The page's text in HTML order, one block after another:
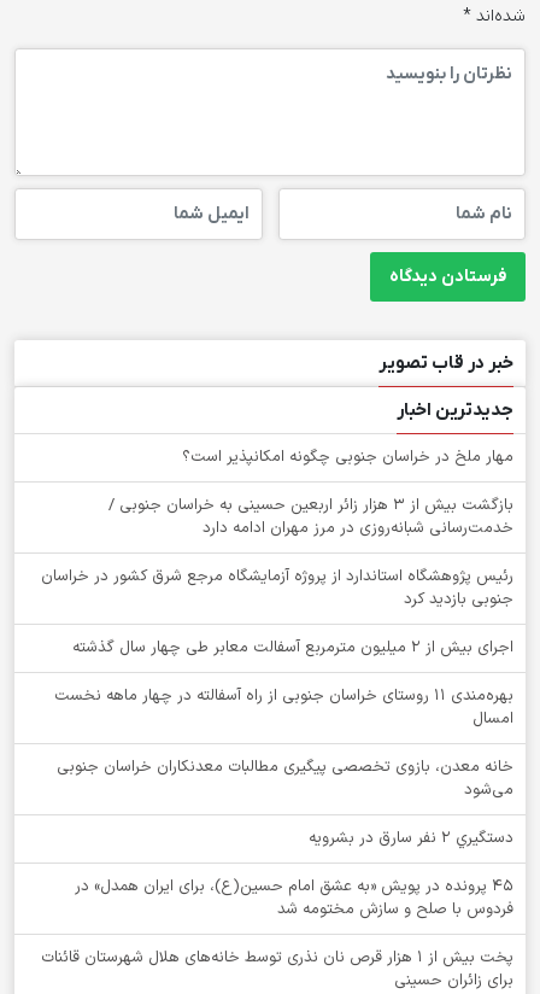
شده‌اند *
خبر در قاب تصویر
جدیدترین اخبار
‌مهار ملخ در خراسان جنوبی چگونه امکانپذیر است؟
بازگشت بیش از ۳ هزار زائر اربعین حسینی به خراسان جنوبی /
خدمت‌رسانی شبانه‌روزی در مرز مهران ادامه دارد
رئیس پژوهشگاه استاندارد از پروژه آزمایشگاه مرجع شرق کشور در خراسان
جنوبی بازدید کرد
اجرای بیش از ۲ میلیون مترمربع آسفالت معابر طی چهار سال گذشته
بهره‌مندی ۱۱ روستای خراسان جنوبی از راه آسفالته در چهار ماهه نخست
امسال
خانه معدن، بازوی تخصصی پیگیری مطالبات معدنکاران خراسان جنوبی
می‌شود
دستگيري 2 نفر سارق در بشرويه
۴۵ پرونده در پویش «به عشق امام حسین(ع)، برای ایران همدل» در
فردوس با صلح و سازش مختومه شد
پخت بیش از 1 هزار قرص نان نذری توسط خانه‌های هلال شهرستان قائنات
برای زائران حسینی